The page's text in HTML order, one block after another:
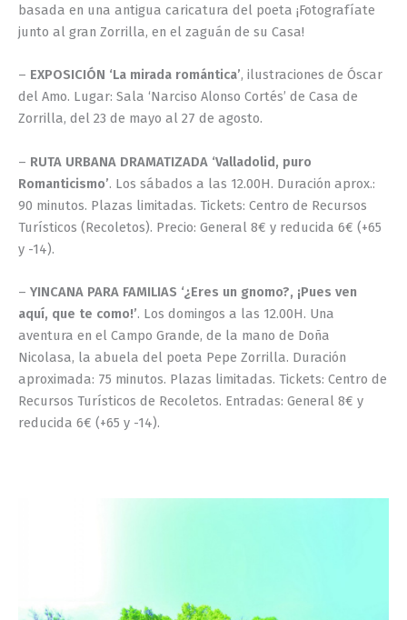
basada en una antigua caricatura del poeta ¡Fotografíate
junto al gran Zorrilla, en el zaguán de su Casa!
– EXPOSICIÓN ‘La mirada romántica’, ilustraciones de Óscar
del Amo. Lugar: Sala ‘Narciso Alonso Cortés’ de Casa de
Zorrilla, del 23 de mayo al 27 de agosto.
– RUTA URBANA DRAMATIZADA ‘Valladolid, puro
Romanticismo’. Los sábados a las 12.00H. Duración aprox.:
90 minutos. Plazas limitadas. Tickets: Centro de Recursos
Turísticos (Recoletos). Precio: General 8€ y reducida 6€ (+65
y -14).
– YINCANA PARA FAMILIAS ‘¿Eres un gnomo?, ¡Pues ven
aquí, que te como!’. Los domingos a las 12.00H. Una
aventura en el Campo Grande, de la mano de Doña
Nicolasa, la abuela del poeta Pepe Zorrilla. Duración
aproximada: 75 minutos. Plazas limitadas. Tickets: Centro de
Recursos Turísticos de Recoletos. Entradas: General 8€ y
reducida 6€ (+65 y -14).